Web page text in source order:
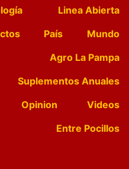
Linea Abierta
País
Mundo
Agro La Pampa
Suplementos Anuales
Opinion
Videos
Entre Pocillos